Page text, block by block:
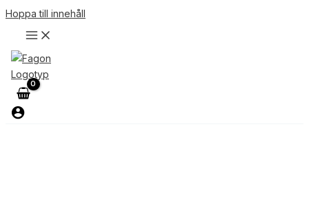
Hoppa till innehåll